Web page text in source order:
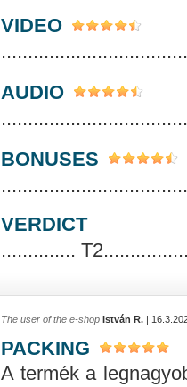
VIDEO
AUDIO
BONUSES
VERDICT
..............
The user of the e-shop István R. |
PACKING
A termék a